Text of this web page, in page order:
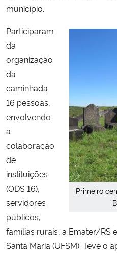
município.
Primeiro
Participaram
da
organização
da
caminhada
16 pessoas,
envolvendo
a
colaboração
de
instituições
(ODS 16),
servidores
públicos,
famílias rurais, a Emater/RS
Santa Maria (UFSM). Teve o